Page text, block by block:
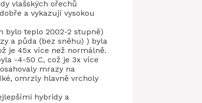
vlašských ořechů
a vykazují vysokou
bylo teplo 2002-2 stupně)
a půda (bez sněhu) ) byla
je 45x více než normálně.
-4-50 C, což je 3x více
mrazy na
omrzly hlavně vrcholy
hybridy a